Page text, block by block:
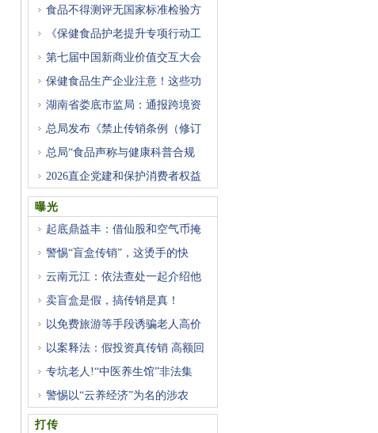
食品不得测评无国家标准检验方
《保健食品护老提升专项行动工
第七届中国新商业价值交互大会
保健食品生产企业注意！这些功
湖南省娄底市监局：通报跨境资
总局发布《禁止传销条例（修订
总局“食品声称与健康科普合规
2026直企党建和保护消费者权益
研
曝光
起底鼎益丰：借仙股和空气币掩
警惕“盲盒传销”，这烫手的快
云南元江：依法查处一起介绍他
卖盲盒是假，搞传销是真！
以免费旅游等手段诱骗老人高价
以案释法：假投资真传销 高额回
专坑老人!“中医养生馆”非法集
警惕以“云养经济”为名的涉农
打传